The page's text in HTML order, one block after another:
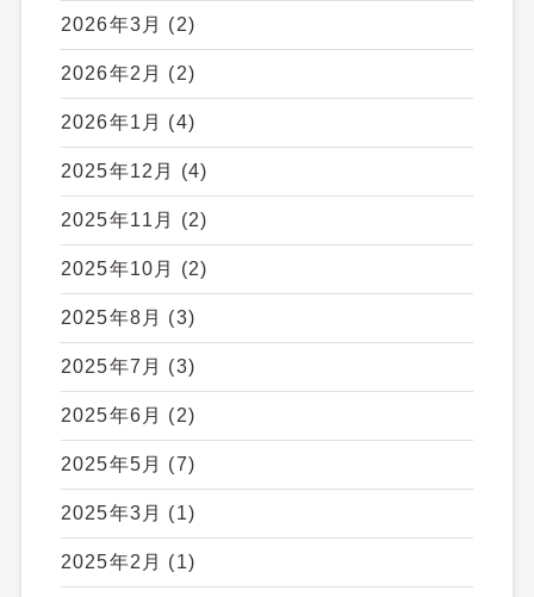
2026年3月 (2)
2026年2月 (2)
2026年1月 (4)
2025年12月 (4)
2025年11月 (2)
2025年10月 (2)
2025年8月 (3)
2025年7月 (3)
2025年6月 (2)
2025年5月 (7)
2025年3月 (1)
2025年2月 (1)